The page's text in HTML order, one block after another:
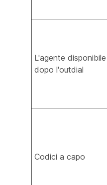
L'agente disponibile
dopo l'outdial
Codici a capo